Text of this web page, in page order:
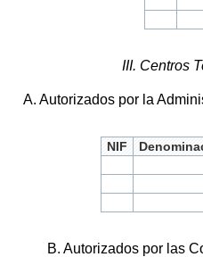
III. Centros
A. Autorizados por la
NIF
B. Autorizados por las